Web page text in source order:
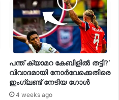
പന്ത് ക്യാമറ കേബിളിൽ തട്ടി?’
വിവാദമായി നോർവേക്കെതിരെ
ഇംഗ്ലണ്ട് നേടിയ ഗോൾ
4 weeks ago